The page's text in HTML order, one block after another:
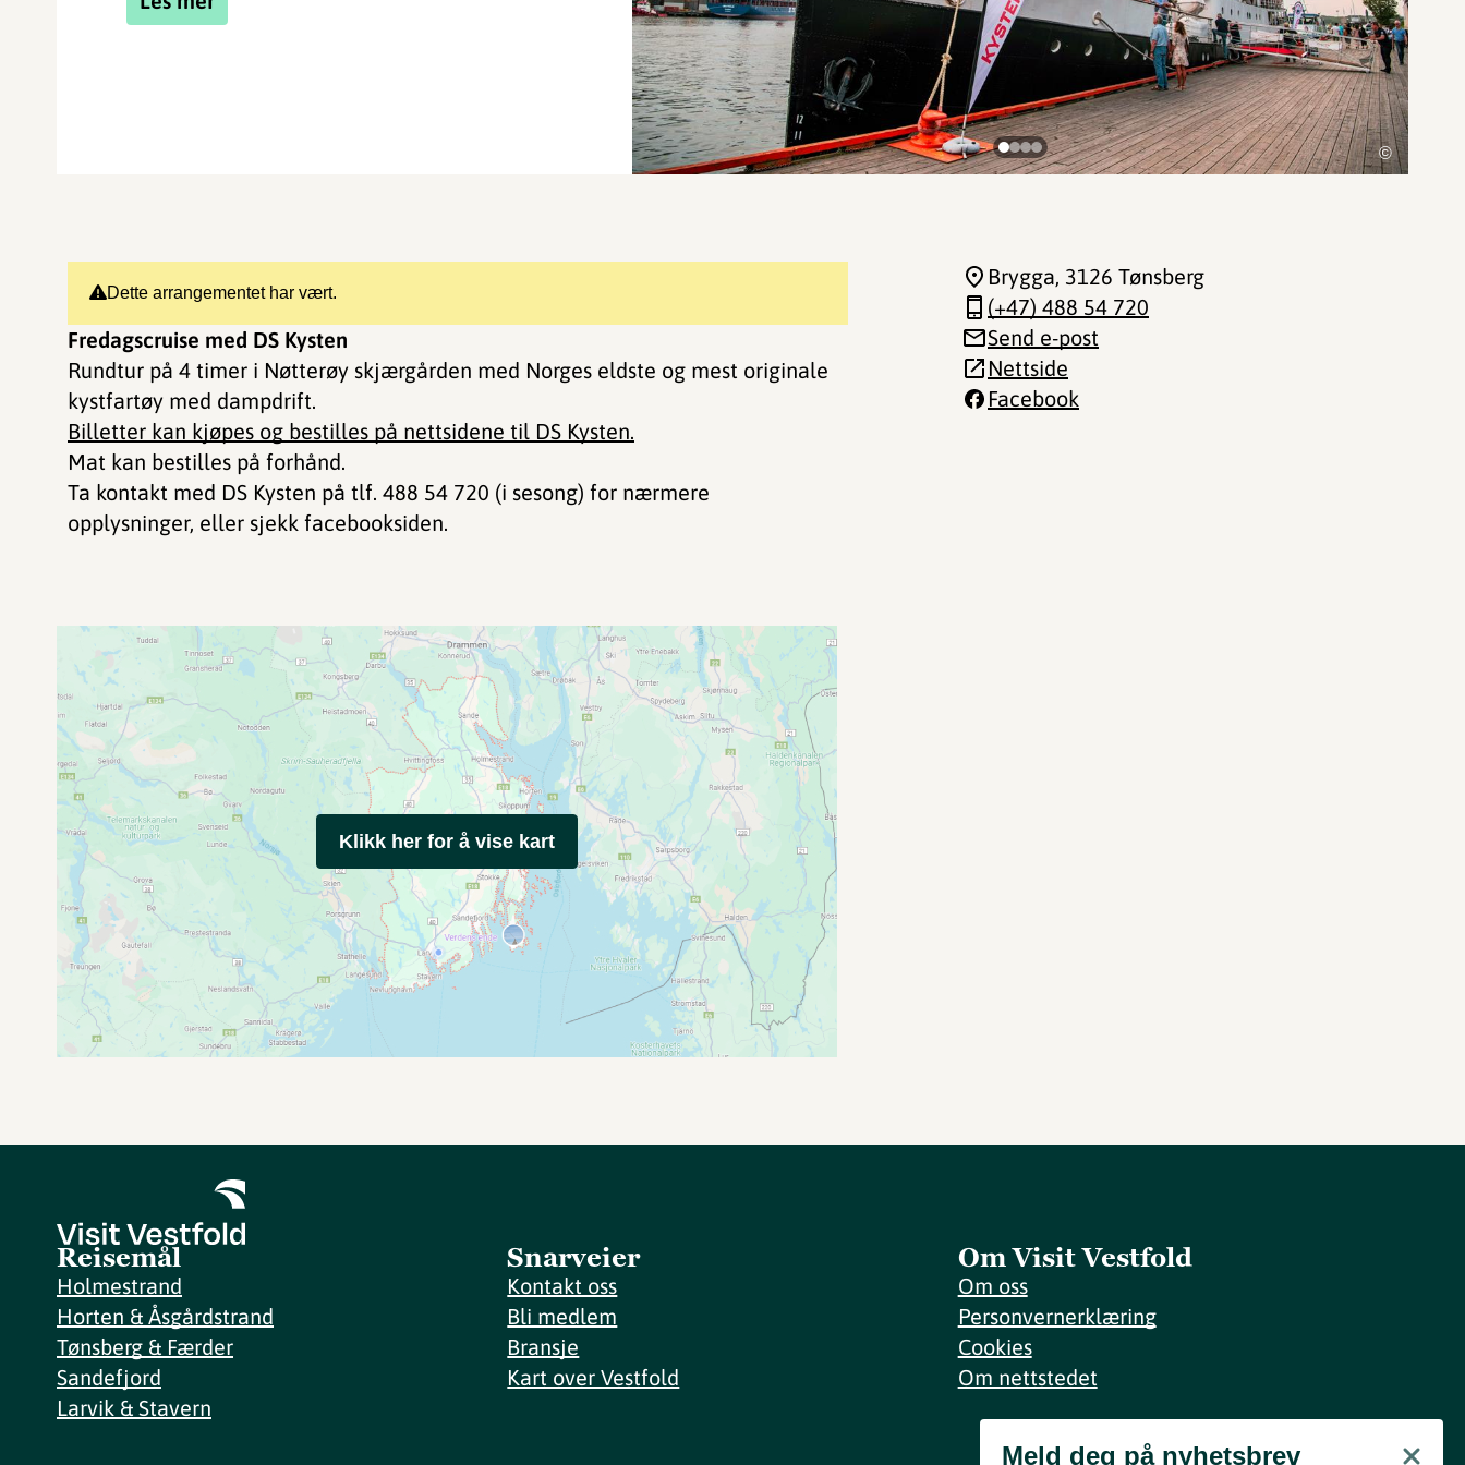
©
Dette arrangementet har vært.
Fredagscruise med DS Kysten
Rundtur på 4 timer i Nøtterøy skjærgården med Norges eldste og mest originale
kystfartøy med dampdrift.​​​​​​
Billetter kan kjøpes og bestilles på nettsidene til DS Kysten.
Mat kan bestilles på forhånd.
Ta kontakt med DS Kysten på tlf. 488 54 720 (i sesong) for nærmere
opplysninger, eller sjekk facebooksiden.
Brygga, 3126 Tønsberg
(+47) 488 54 720
Send e-post
Nettside
Facebook
Klikk her for å vise kart
Reisemål
Holmestrand
Horten & Åsgårdstrand
Tønsberg & Færder
Sandefjord
Larvik & Stavern
Snarveier
Kontakt oss
Bli medlem
Bransje
Kart over Vestfold
Om Visit Vestfold
Om oss
Personvernerklæring
Cookies
Om nettstedet
Meld deg på nyhetsbrev
Meld deg på nyhetsbrev